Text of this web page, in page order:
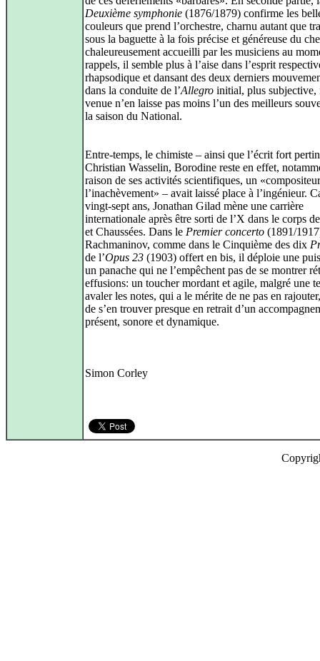
Deuxième symphonie (1876/1879) confirme les
couleurs que prend l’orchestre, charnu autant que
sous la baguette à la fois précise et généreuse du
chaleureusement accueilli par les musiciens au
rappels, il semble plus à l’aise dans l’esprit
rhapsodique et dansant des deux derniers
dans la conduite de l’Allegro initial, plus subjective,
venue n’en laisse pas moins l’un des meilleurs
la saison du National.
Entre-temps, le chimiste – ainsi que l’écrit fort
Christian Wasselin, Borodine reste en effet,
raison de ses activités scientifiques, un
l’inachèvement» – avait laissé place à l’ingénieur.
vingt-sept ans, Jonathan Gilad mène une carrière
internationale après être sorti de l’X dans le corps
et Chaussées. Dans le Premier concerto (1891/
Rachmaninov, comme dans le Cinquième des dix
de l’Opus 23 (1903) offert en bis, il déploie une
un panache qui ne l’empêchent pas de se montrer
effusions: un toucher mordant et agile, malgré une
avaler les notes, qui a le mérite de ne pas en
de s’en trouver presque en retrait d’un
présent, sonore et dynamique.
Simon Corley